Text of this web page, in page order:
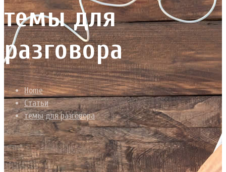
темы для
разговора
Home
Статьи
темы для разговора